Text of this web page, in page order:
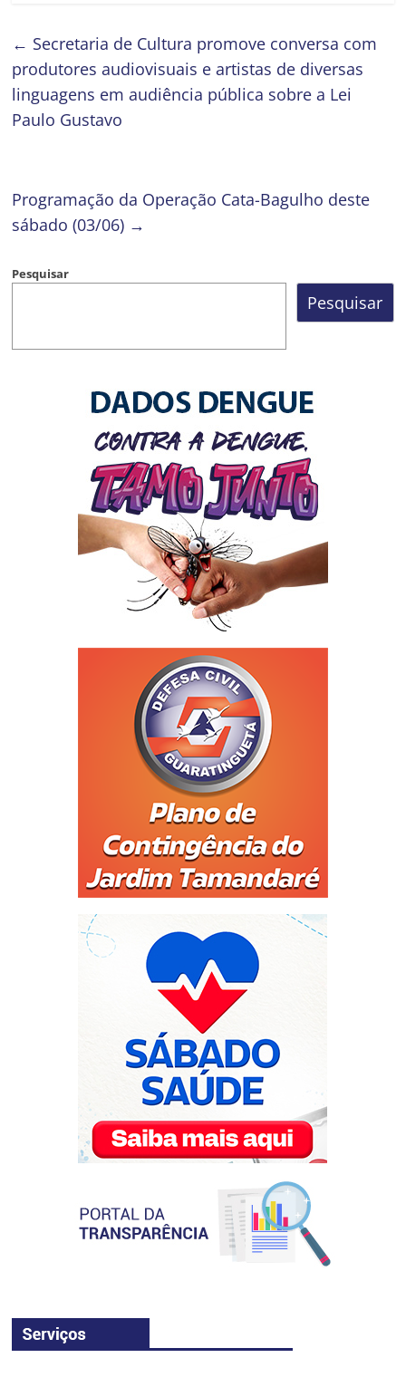
← Secretaria de Cultura promove conversa com
produtores audiovisuais e artistas de diversas
linguagens em audiência pública sobre a Lei
Paulo Gustavo
Programação da Operação Cata-Bagulho deste
sábado (03/06) →
Pesquisar
Pesquisar